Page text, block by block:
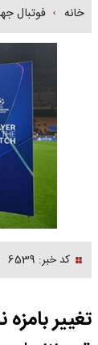
خانه فوتبال
کد خبر: 6539
تغییر